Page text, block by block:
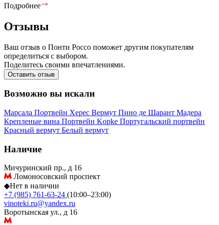
Подробнее
Отзывы
Ваш отзыв о Понти Россо поможет другим покупателям
определиться с выбором.
Поделитесь своими впечатлениями.
Оставить отзыв
Возможно вы искали
Марсала Портвейн Херес Вермут Пино де Шарант Мадера
Крепленые вина Портвейн Kopke Португальский портвейн
Красный вермут Белый вермут
Наличие
Мичуринский пр., д 16
Ломоносовский проспект
◆Нет в наличии
+7 (985) 761-63-24 (10:00–23:00)
vinoteki.ru@yandex.ru
Воротынская ул., д 16